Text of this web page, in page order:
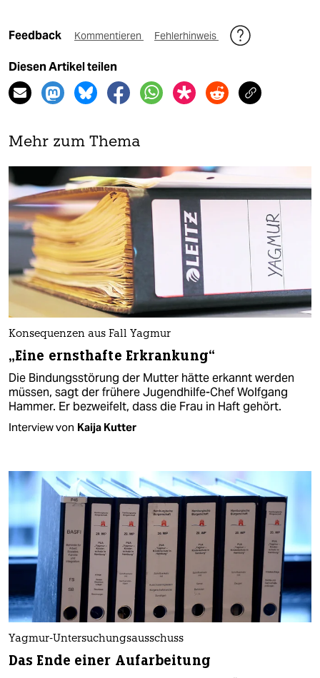
Feedback Kommentieren Fehlerhinweis
Diesen Artikel teilen
Mehr zum Thema
Konsequenzen aus Fall Yagmur
„Eine ernsthafte Erkrankung“
Die Bindungsstörung der Mutter hätte erkannt werden
müssen, sagt der frühere Jugendhilfe-Chef Wolfgang
Hammer. Er bezweifelt, dass die Frau in Haft gehört.
Interview von Kaija Kutter
Yagmur-Untersuchungsausschuss
Das Ende einer Aufarbeitung